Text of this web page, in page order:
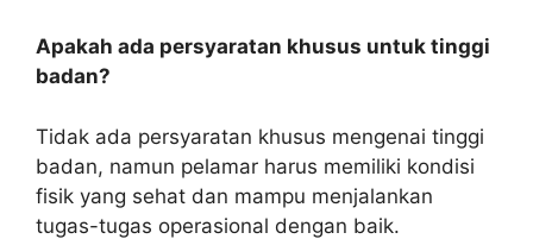
Apakah ada persyaratan khusus untuk tinggi
badan?
Tidak ada persyaratan khusus mengenai tinggi
badan, namun pelamar harus memiliki kondisi
fisik yang sehat dan mampu menjalankan
tugas-tugas operasional dengan baik.